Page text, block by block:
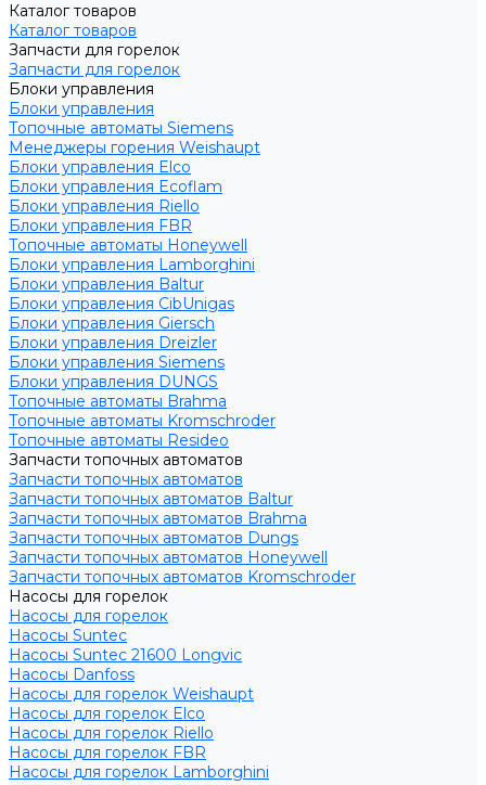
Каталог товаров
Каталог товаров
Запчасти для горелок
Запчасти для горелок
Блоки управления
Блоки управления
Топочные автоматы Siemens
Менеджеры горения Weishaupt
Блоки управления Elco
Блоки управления Ecoflam
Блоки управления Riello
Блоки управления FBR
Топочные автоматы Honeywell
Блоки управления Lamborghini
Блоки управления Baltur
Блоки управления CibUnigas
Блоки управления Giersch
Блоки управления Dreizler
Блоки управления Siemens
Блоки управления DUNGS
Топочные автоматы Brahma
Топочные автоматы Kromschroder
Топочные автоматы Resideo
Запчасти топочных автоматов
Запчасти топочных автоматов
Запчасти топочных автоматов Baltur
Запчасти топочных автоматов Brahma
Запчасти топочных автоматов Dungs
Запчасти топочных автоматов Honeywell
Запчасти топочных автоматов Kromschroder
Насосы для горелок
Насосы для горелок
Насосы Suntec
Насосы Suntec 21600 Longvic
Насосы Danfoss
Насосы для горелок Weishaupt
Насосы для горелок Elco
Насосы для горелок Riello
Насосы для горелок FBR
Насосы для горелок Lamborghini